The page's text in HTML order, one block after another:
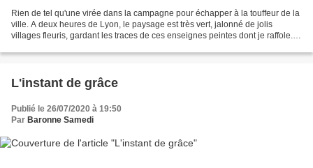
Rien de tel qu'une virée dans la campagne pour échapper à la touffeur de la
ville. A deux heures de Lyon, le paysage est très vert, jalonné de jolis
villages fleuris, gardant les traces de ces enseignes peintes dont je raffole...
L'instant de grâce
Publié le 26/07/2020 à 19:50
Par Baronne Samedi